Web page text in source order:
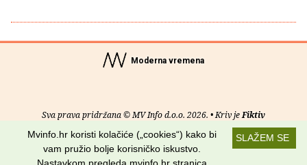
Moderna vremena
Sva prava pridržana © MV Info d.o.o. 2026. • Kriv jeFiktiv
Uvjeti korištenja RSS kanaliSLAŽEM SE
Mvinfo.hr koristi kolačiće („cookies“) kako bi
vam pružio bolje korisničko iskustvo.